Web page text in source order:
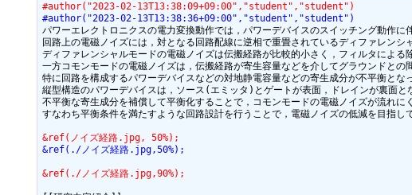
#author("2023-02-13T13:38:09+09:00","student","student")
#author("2023-02-13T13:38:36+09:00","student","student")
パワーエレクトロニクスの電力変換動作では，パワーデバイスのスイッチング動作に
回路上の電磁ノイズには，対となる回路配線に逆相で重畳されているディファレン
ディファレンシャルモードの電磁ノイズは伝搬経路が比較的小さく，フィルタによる
一方コモンモードの電磁ノイズは，伝搬経路が寄生容量などを介してグラウンドと
特に回路を構成するパワーデバイスなどの対地静電容量などの寄生成分が不平衡と
縦型構造のパワーデバイスは，ソース(エミッタ)とゲートが表面，ドレインが裏面
不平衡な寄生成分を補償して平衡化することで，コモンモードの電磁ノイズが流れに
すなわち平衡条件を満たすような回路設計を行うことで，電磁ノイズの低減を目指し
&ref(ノイズ経路.jpg, 50%);
&ref(./ノイズ経路.jpg,50%);
&ref(./ノイズ経路.jpg,90%);